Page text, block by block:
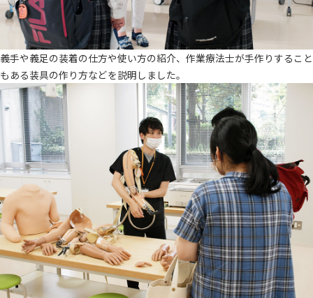
義手や義足の装着の仕方や使い方の紹介、作業療法士が手作りすること
もある装具の作り方などを説明しました。